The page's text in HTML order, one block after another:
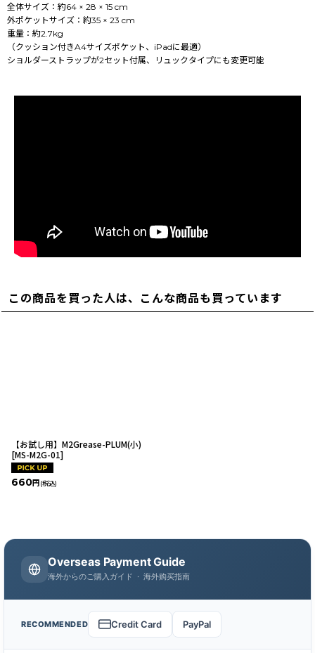
全体サイズ：約64 × 28 × 15 cm
外ポケットサイズ：約35 × 23 cm
重量：約2.7kg
（クッション付きA4サイズポケット、iPadに最適）
ショルダーストラップが2セット付属、リュックタイプにも変更可能
この商品を買った人は、こんな商品も買っています
【お試し用】M2Grease-PLUM(小)
[MS-M2G-01]
660円 (税込)
Overseas Payment Guide
海外からのご購入ガイド · 海外购买指南
RECOMMENDED Credit Card PayPal